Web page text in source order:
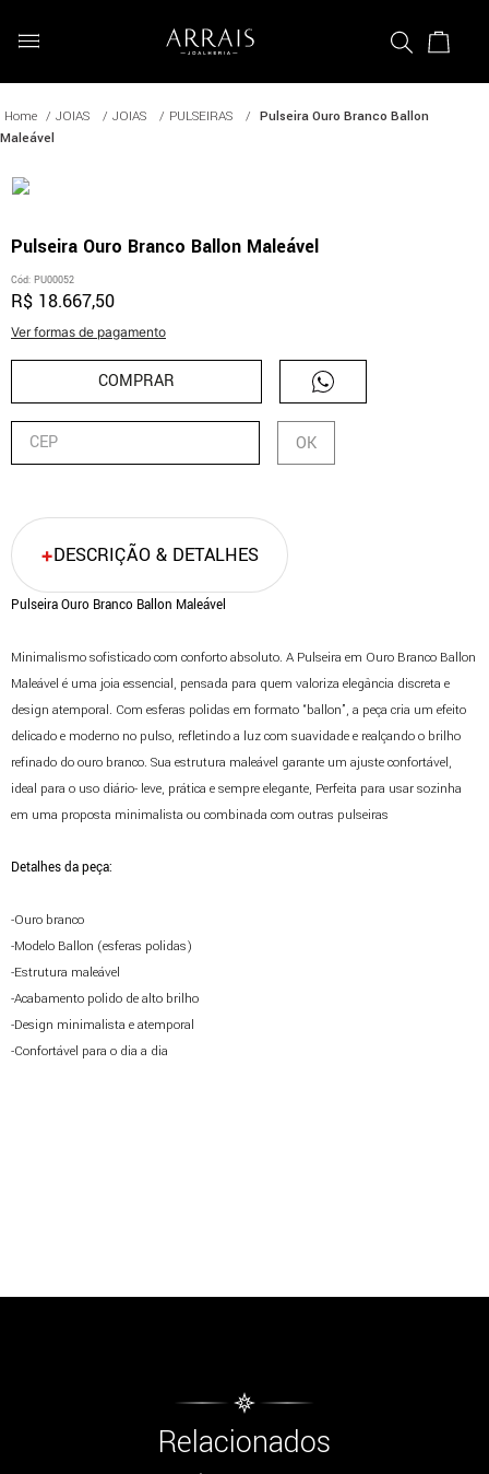
JOIAS JOIAS PULSEIRAS
Pulseira Ouro Branco Ballon
Maleável
Pulseira Ouro Branco Ballon Maleável
Cód: PU00052
R$ 18.667,50
Ver formas de pagamento
COMPRAR
DESCRIÇÃO & DETALHES
Pulseira Ouro Branco Ballon Maleável
Minimalismo sofisticado com conforto absoluto. A Pulseira em Ouro Branco Ballon
Maleável é uma joia essencial, pensada para quem valoriza elegância discreta e
design atemporal. Com esferas polidas em formato “ballon”, a peça cria um efeito
delicado e moderno no pulso, refletindo a luz com suavidade e realçando o brilho
refinado do ouro branco. Sua estrutura maleável garante um ajuste confortável,
ideal para o uso diário- leve, prática e sempre elegante, Perfeita para usar sozinha
em uma proposta minimalista ou combinada com outras pulseiras
Detalhes da peça:
-Ouro branco
-Modelo Ballon (esferas polidas)
-Estrutura maleável
-Acabamento polido de alto brilho
-Design minimalista e atemporal
-Confortável para o dia a dia
Relacionados